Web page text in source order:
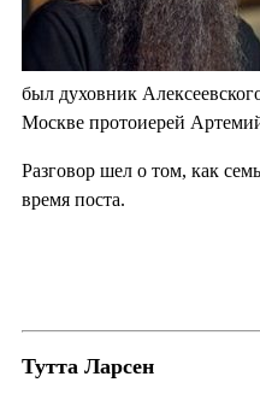
был духовник
Москве протоиерей
Разговор шел о том, как
время поста.
Тутта Ларсен